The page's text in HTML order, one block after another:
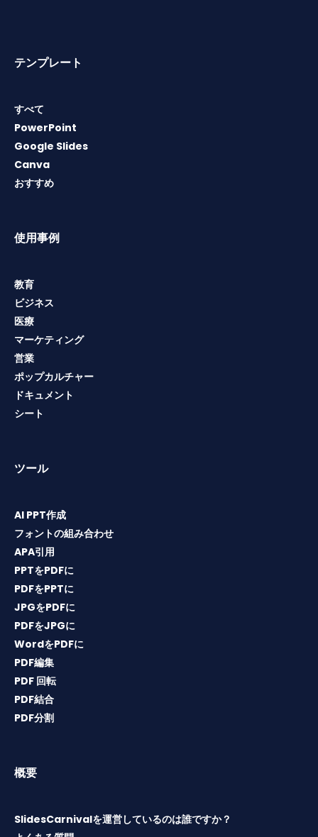
テンプレート
すべて
PowerPoint
Google Slides
Canva
おすすめ
使用事例
教育
ビジネス
医療
マーケティング
営業
ポップカルチャー
ドキュメント
シート
ツール
AI PPT作成
フォントの組み合わせ
APA引用
PPTをPDFに
PDFをPPTに
JPGをPDFに
PDFをJPGに
WordをPDFに
PDF編集
PDF 回転
PDF結合
PDF分割
概要
SlidesCarnivalを運営しているのは誰ですか？